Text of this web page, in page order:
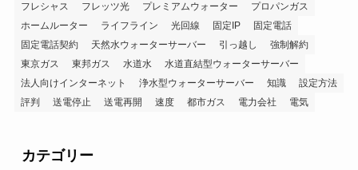
フレシャス
フレッツ光 プレミアムウォーター
プロパンガス
ホームルーター
ライフライン 光回線 固定IP
固定電話
固定電話契約
天然水ウォーターサーバー 引っ越し
強制解約
東京ガス
東邦ガス 水道水
水道直結型ウォーターサーバー
法人向けインターネット
浄水型ウォーターサーバー 知識
設定方法
評判
送電停止 送電再開 速度 都市ガス 電力会社 電気
カテゴリー